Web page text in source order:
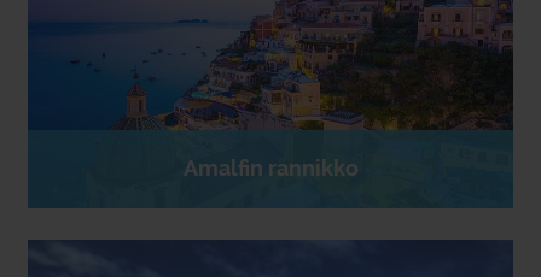
Amalfin rannikko